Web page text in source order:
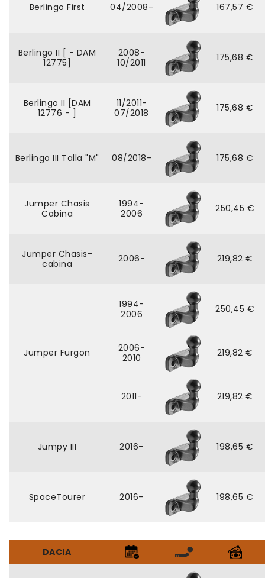
Berlingo First 04/2008- 167,57 €
Berlingo II [ - DAM
12775]
2008-
10/2011
175,68 €
Berlingo II [DAM
12776 - ]
11/2011-
07/2018
175,68 €
Berlingo III Talla "M" 08/2018- 175,68 €
Jumper Chasis
Cabina
1994-
2006
250,45 €
Jumper Chasis-
cabina
2006- 219,82 €
Jumper Furgon
1994-
2006
2006-
2010
2011-
250,45 €
219,82 €
219,82 €
Jumpy III 2016- 198,65 €
SpaceTourer 2016- 198,65 €
DACIA